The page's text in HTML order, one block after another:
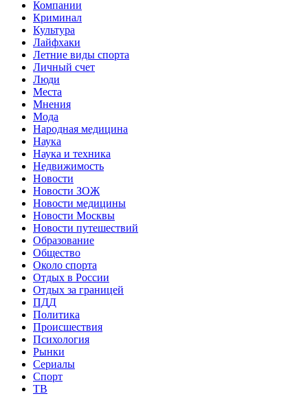
Компании
Криминал
Культура
Лайфхаки
Летние виды спорта
Личный счет
Люди
Места
Мнения
Мода
Народная медицина
Наука
Наука и техника
Недвижимость
Новости
Новости ЗОЖ
Новости медицины
Новости Москвы
Новости путешествий
Образование
Общество
Около спорта
Отдых в России
Отдых за границей
ПДД
Политика
Происшествия
Психология
Рынки
Сериалы
Спорт
ТВ